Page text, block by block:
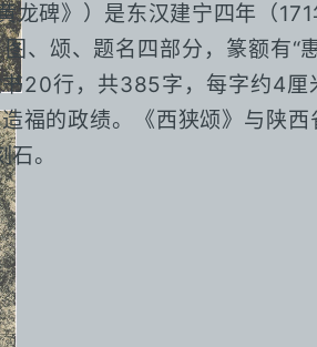
碑》）是东汉建宁四年（
、颂、题名四部分，篆额有“
20行，共385字，每字约4
福的政绩。《西狭颂》与陕
。